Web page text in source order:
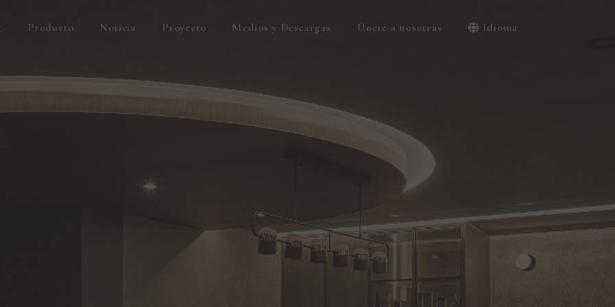
Producto Noticia Proyecto Medios y Descargas Únete a nosotras Idioma